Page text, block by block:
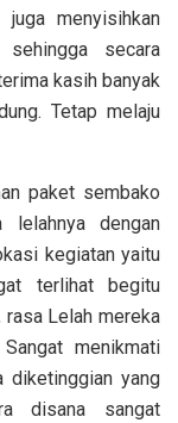
menyisihkan
secara
kasih banyak
Tetap melaju
paket sembako
dengan
kegiatan yaitu
terlihat begitu
Lelah mereka
menikmati
diketinggian yang
disana sangat